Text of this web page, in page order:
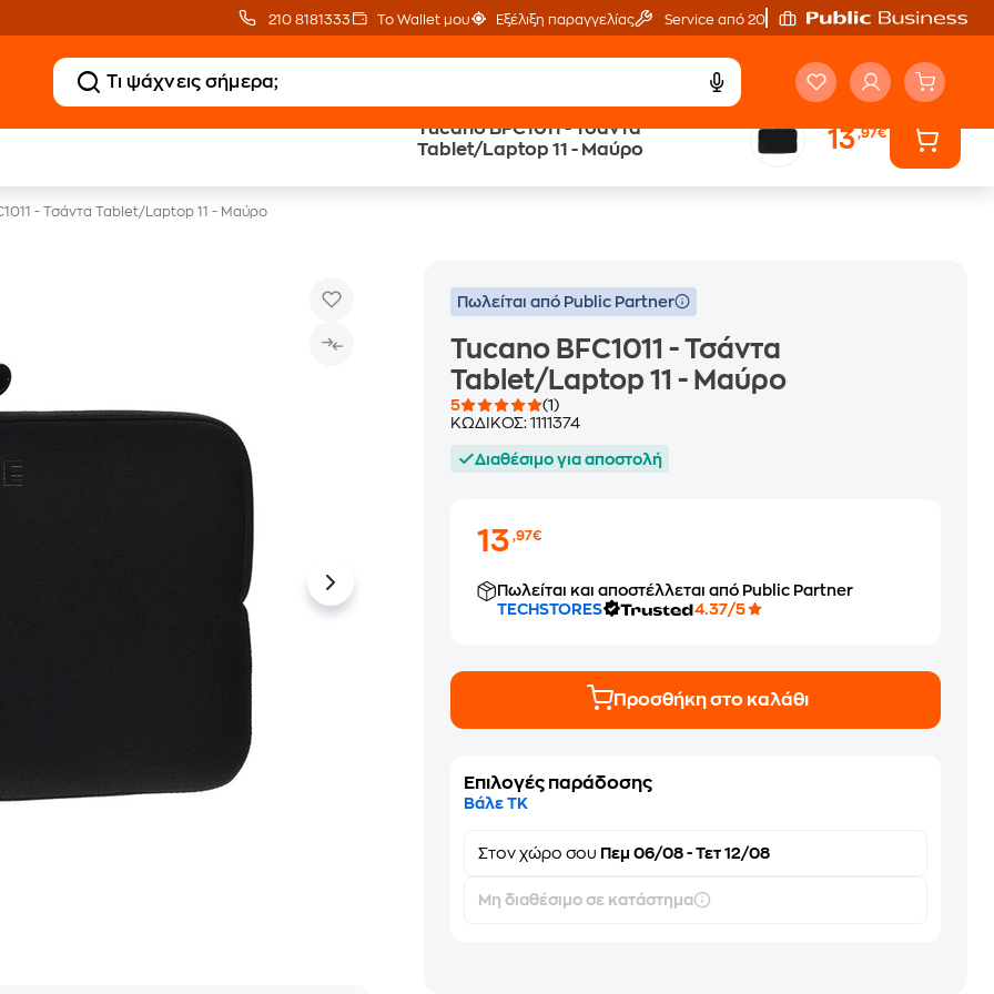
210 8181333 Το Wallet μου Εξέλιξη παραγγελίας Service από 20'
Tucano BFC1011 - Τσάντα
Tablet/Laptop 11 - Μαύρο
13,97€
Δωρεάν BoxNow Trade & Save
- Τσάντα Tablet/Laptop 11 - Μαύρο
Πωλείται από Public Partner
Tucano BFC1011 - Τσάντα
Tablet/Laptop 11 - Μαύρο
5
(1)
ΚΩΔΙΚΟΣ:1111374
Διαθέσιμο για αποστολή
13,97€
Πωλείται και αποστέλλεται από Public Partner
TECHSTORES
4.37/5
Προσθήκη στο καλάθι
Επιλογές παράδοσης
Βάλε ΤΚ
Στονχώρο σου Πεμ 06/08 - Τετ 12/08
Μη διαθέσιμο σε κατάστημα